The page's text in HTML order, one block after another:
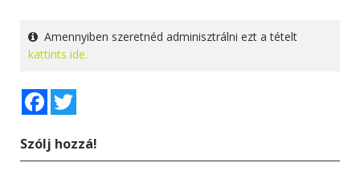
Amennyiben szeretnéd adminisztrálni ezt a tételt
kattints ide.
Facebook
Szólj hozzá!